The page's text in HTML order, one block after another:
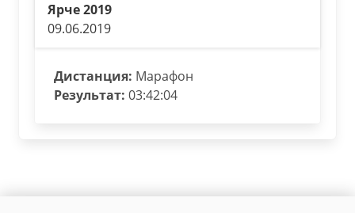
Ярче 2019
09.06.2019
Дистанция: Марафон
Результат: 03:42:04